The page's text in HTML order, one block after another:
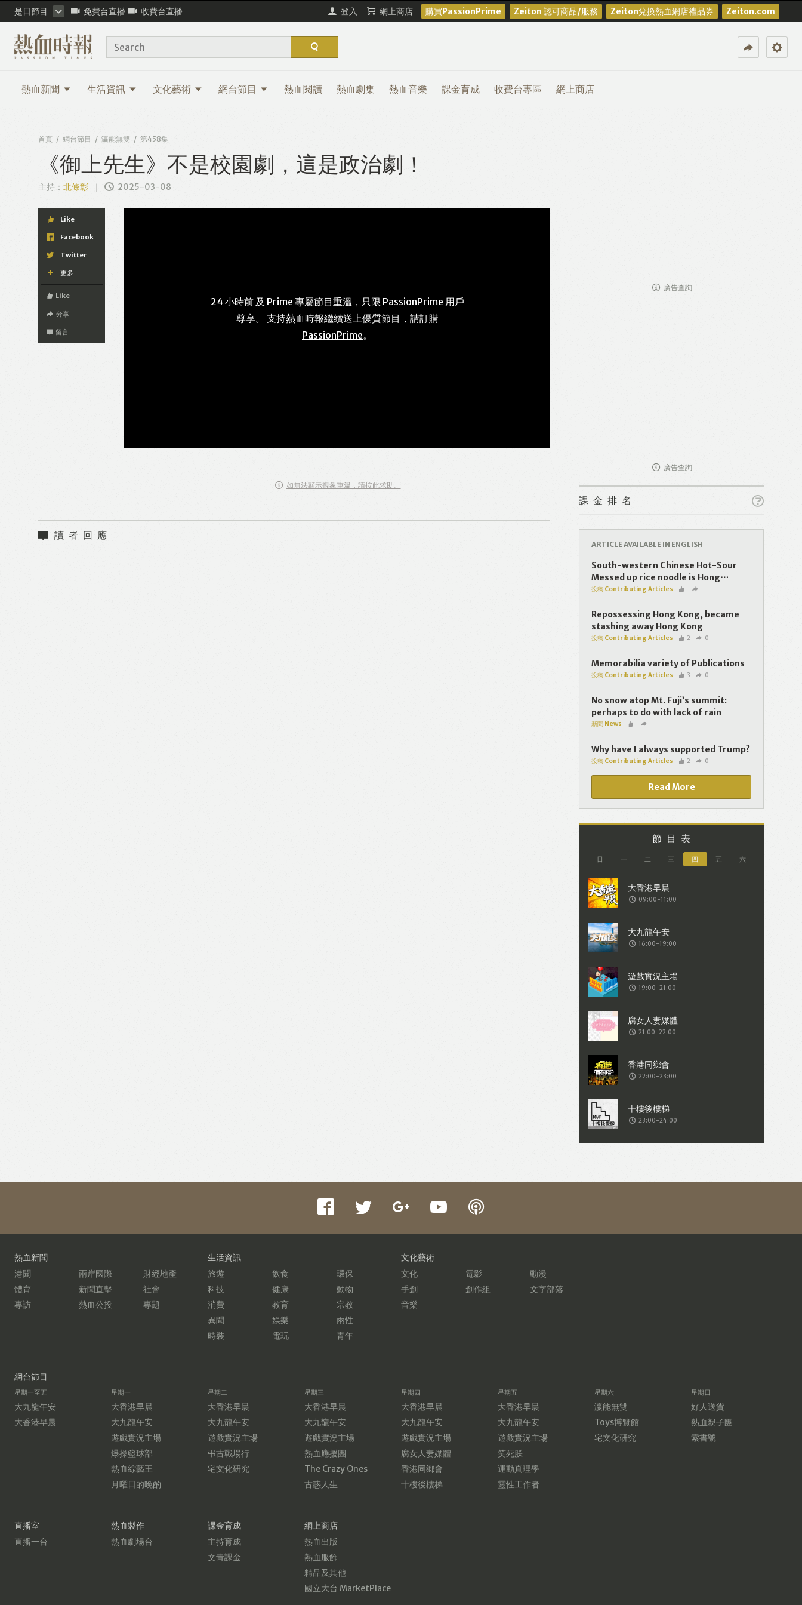
是日節目 免費台直播 收費台直播 登入 網上商店 購買PassionPrime Zeiton 認可商品/服務 Zeiton兌換熱血網店禮品券 Zeiton.com
熱血新聞 生活資訊 文化藝術 網台節目 熱血閱讀 熱血劇集 熱血音樂 課金育成 收費台專區 網上商店
Search
首頁 網台節目 瀛能無雙 第458集
《御上先生》不是校園劇，這是政治劇！
主持： 北條彰 2025-03-08
Like
Facebook
Twitter
更多
Like
分享
留言
24 小時前 及 Prime 專屬節目重溫，只限 PassionPrime 用戶
尊享。 支持熱血時報繼續送上優質節目，請訂購
PassionPrime。
如無法顯示視象重溫，請按此求助。
讀者回應
廣告查詢
廣告查詢
課金排名
ARTICLE AVAILABLE IN ENGLISH
South-western Chinese Hot-Sour
Messed up rice noodle is Hong⋯
投稿 Contributing Articles
Repossessing Hong Kong, became
stashing away Hong Kong
投稿 Contributing Articles 2 0
Memorabilia variety of Publications
投稿 Contributing Articles 3 0
No snow atop Mt. Fuji’s summit:
perhaps to do with lack of rain
新聞 News
Why have I always supported Trump?
投稿 Contributing Articles 2 0
Read More
節目表
日 一 二 三 四 五 六
09:00-11:00
16:00-19:00
19:00-21:00
21:00-22:00
22:00-23:00
23:00-24:00
熱血新聞
港聞
兩岸國際
財經地產
體育
新聞直擊
社會
專訪
熱血公投 專題
生活資訊
旅遊
飲食
環保
科技
健康
動物
消費
教育
宗教
異聞
娛樂
兩性
時裝
電玩 青年
文化藝術
文化
電影
動漫
手創
創作組
文字部落
音樂
網台節目
星期一至五
大九龍午安
大香港早晨
星期一
大香港早晨
大九龍午安
遊戲實況主場
爆操籃球部
熱血綜藝王
月曜日的晚酌
星期二
大香港早晨
大九龍午安
遊戲實況主場
弔古戰場行
宅文化研究
星期三
大香港早晨
大九龍午安
遊戲實況主場
熱血應援團
The Crazy Ones
古惑人生
星期四
大香港早晨
大九龍午安
遊戲實況主場
腐女人妻媒體
香港同鄉會
十樓後樓梯
星期五
大香港早晨
大九龍午安
遊戲實況主場
笑死朕
運動真理學
靈性工作者
星期六
瀛能無雙
Toys博覽館
宅文化研究
星期日
好人送貨
熱血親子團
索書號
直播室
直播一台
熱血製作
熱血劇場台
課金育成
主持育成
文青課金
網上商店
熱血出版
熱血服飾
精品及其他
國立大台 MarketPlace